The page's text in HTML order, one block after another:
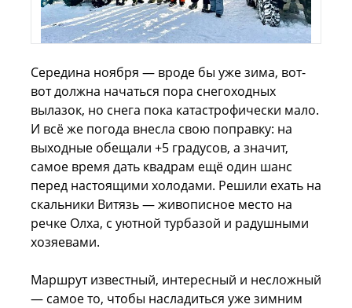
Середина ноября — вроде бы уже зима, вот-
вот должна начаться пора снегоходных
вылазок, но снега пока катастрофически мало.
И всё же погода внесла свою поправку: на
выходные обещали +5 градусов, а значит,
самое время дать квадрам ещё один шанс
перед настоящими холодами. Решили ехать на
скальники Витязь — живописное место на
речке Олха, с уютной турбазой и радушными
хозяевами.
Маршрут известный, интересный и несложный
— самое то, чтобы насладиться уже зимним